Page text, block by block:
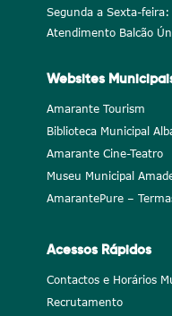
Segunda a Sexta-
Atendimento Balcão
Websites
Amarante Tourism
Biblioteca Municipal
Amarante Cine-Teatro
Museu Municipal
AmarantePure –
Acessos Rápidos
Contactos e Horários
Recrutamento